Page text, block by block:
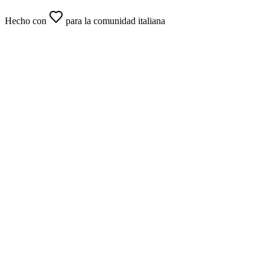
Hecho con para la comunidad italiana